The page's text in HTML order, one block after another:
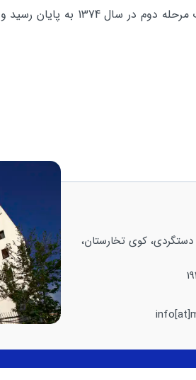
دستگردی، كوی تخارستان،